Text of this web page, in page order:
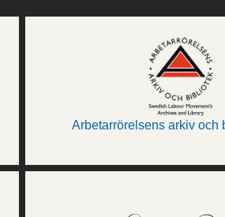
Arbetarrörelsens arkiv och